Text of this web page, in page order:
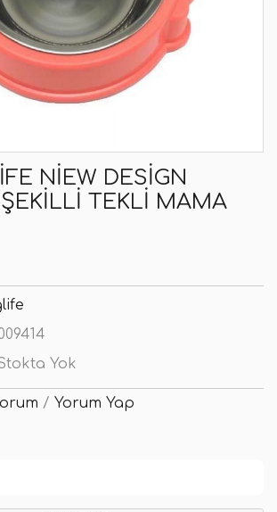
NIEW DESIGN
ŞEKILLI TEKLI MAMA
Yok
/ Yorum Yap